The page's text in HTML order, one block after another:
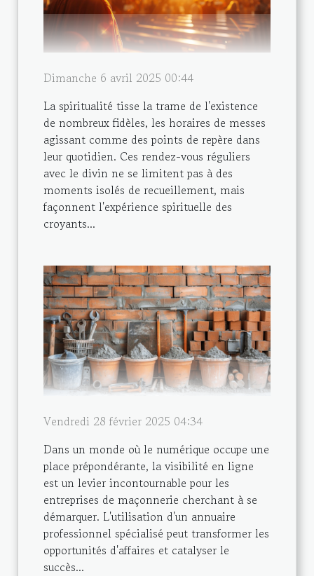
Dimanche 6 avril 2025 00:44
La spiritualité tisse la trame de l'existence
de nombreux fidèles, les horaires de messes
agissant comme des points de repère dans
leur quotidien. Ces rendez-vous réguliers
avec le divin ne se limitent pas à des
moments isolés de recueillement, mais
façonnent l'expérience spirituelle des
croyants...
Vendredi 28 février 2025 04:34
Dans un monde où le numérique occupe une
place prépondérante, la visibilité en ligne
est un levier incontournable pour les
entreprises de maçonnerie cherchant à se
démarquer. L'utilisation d'un annuaire
professionnel spécialisé peut transformer les
opportunités d'affaires et catalyser le
succès...